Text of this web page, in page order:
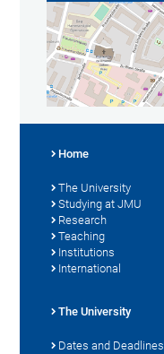
Home
The University
Studying at JMU
Research
Teaching
Institutions
International
The University
Dates and Deadlines